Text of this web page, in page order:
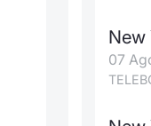
New
07